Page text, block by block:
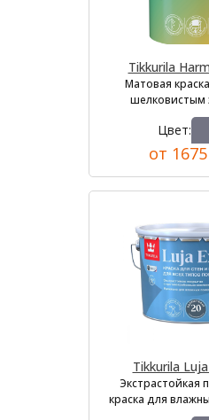
Tikkurila
Матовая
шелковистым
Цвет:
от
Tikkurila
Экстрастойкая
краска для